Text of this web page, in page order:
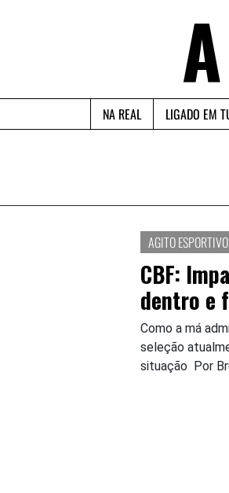
NA REAL LIGADO EM
AGITO ESPORTIVO
CBF:
dentro e
Como a má
seleção
situação Por